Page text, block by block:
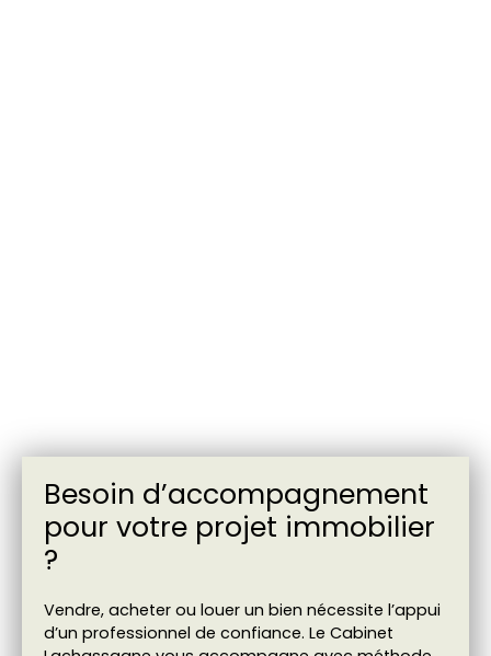
Besoin d’accompagnement
pour votre projet immobilier
?
Vendre, acheter ou louer un bien nécessite l’appui
d’un professionnel de confiance. Le Cabinet